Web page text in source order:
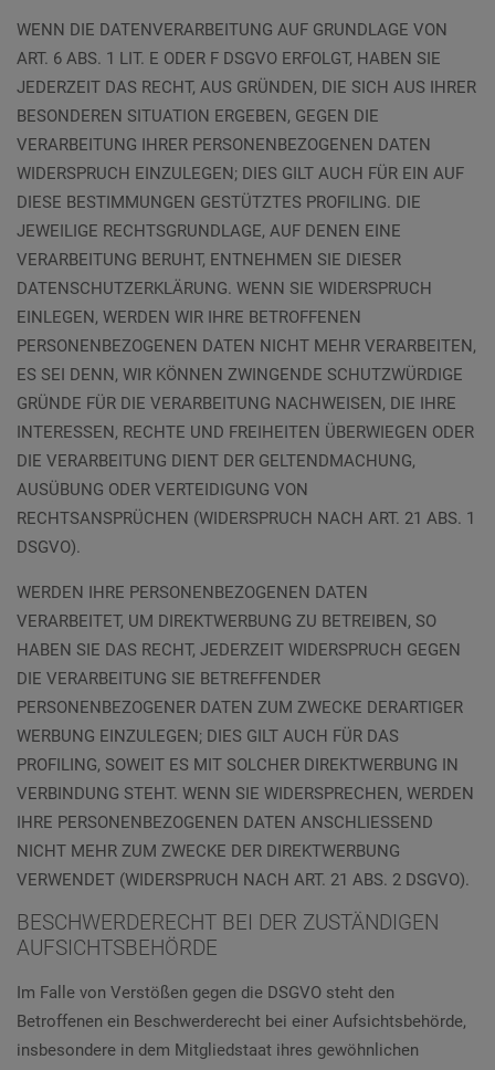
WENN DIE DATENVERARBEITUNG AUF GRUNDLAGE VON
ART. 6 ABS. 1 LIT. E ODER F DSGVO ERFOLGT, HABEN SIE
JEDERZEIT DAS RECHT, AUS GRÜNDEN, DIE SICH AUS IHRER
BESONDEREN SITUATION ERGEBEN, GEGEN DIE
VERARBEITUNG IHRER PERSONENBEZOGENEN DATEN
WIDERSPRUCH EINZULEGEN; DIES GILT AUCH FÜR EIN AUF
DIESE BESTIMMUNGEN GESTÜTZTES PROFILING. DIE
JEWEILIGE RECHTSGRUNDLAGE, AUF DENEN EINE
VERARBEITUNG BERUHT, ENTNEHMEN SIE DIESER
DATENSCHUTZERKLÄRUNG. WENN SIE WIDERSPRUCH
EINLEGEN, WERDEN WIR IHRE BETROFFENEN
PERSONENBEZOGENEN DATEN NICHT MEHR VERARBEITEN,
ES SEI DENN, WIR KÖNNEN ZWINGENDE SCHUTZWÜRDIGE
GRÜNDE FÜR DIE VERARBEITUNG NACHWEISEN, DIE IHRE
INTERESSEN, RECHTE UND FREIHEITEN ÜBERWIEGEN ODER
DIE VERARBEITUNG DIENT DER GELTENDMACHUNG,
AUSÜBUNG ODER VERTEIDIGUNG VON
RECHTSANSPRÜCHEN (WIDERSPRUCH NACH ART. 21 ABS. 1
DSGVO).
WERDEN IHRE PERSONENBEZOGENEN DATEN
VERARBEITET, UM DIREKTWERBUNG ZU BETREIBEN, SO
HABEN SIE DAS RECHT, JEDERZEIT WIDERSPRUCH GEGEN
DIE VERARBEITUNG SIE BETREFFENDER
PERSONENBEZOGENER DATEN ZUM ZWECKE DERARTIGER
WERBUNG EINZULEGEN; DIES GILT AUCH FÜR DAS
PROFILING, SOWEIT ES MIT SOLCHER DIREKTWERBUNG IN
VERBINDUNG STEHT. WENN SIE WIDERSPRECHEN, WERDEN
IHRE PERSONENBEZOGENEN DATEN ANSCHLIESSEND
NICHT MEHR ZUM ZWECKE DER DIREKTWERBUNG
VERWENDET (WIDERSPRUCH NACH ART. 21 ABS. 2 DSGVO).
BESCHWERDE­RECHT BEI DER ZUSTÄNDIGEN
AUFSICHTS­BEHÖRDE
Im Falle von Verstößen gegen die DSGVO steht den
Betroffenen ein Beschwerderecht bei einer Aufsichtsbehörde,
insbesondere in dem Mitgliedstaat ihres gewöhnlichen